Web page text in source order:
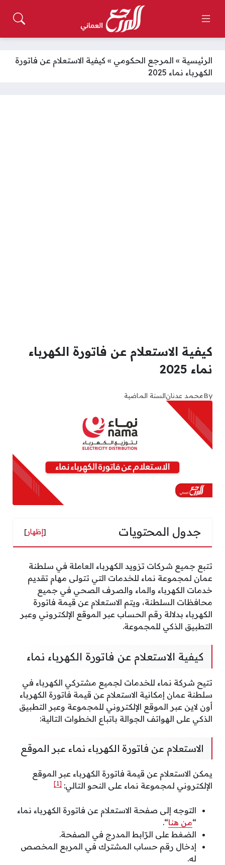
الرئيسية » المرجع الحكومي » كيفية الاستعلام عن فاتورة
الكهرباء نماء 2025
كيفية الاستعلام عن فاتورة الكهرباء
نماء 2025
Byمحمد عدنانالسنة الماضية
جدول المحتويات [إظهار]
تتبع جميع شركات تزويد الكهرباء العاملة في سلطنة
عمان لمجموعة نماء للخدمات التي تتولى مهام تقديم
خدمات الكهرباء والماء والصرف الصحي في جميع
محافظات السلطنة، ويتم الاستعلام عن قيمة فاتورة
الكهرباء بدلالة رقم الحساب عبر الموقع الإلكتروني وعبر
التطبيق الذكي للمجموعة.
كيفية الاستعلام عن فاتورة الكهرباء نماء
تتيح شركة نماء للخدمات لجميع مشتركي الكهرباء في
سلطنة عمان إمكانية الاستعلام عن قيمة فاتورة الكهرباء
أون لاين عبر الموقع الإلكتروني للمجموعة وعبر التطبيق
الذكي على الهواتف الجوالة باتباع الخطوات التالية:
الاستعلام عن فاتورة الكهرباء نماء عبر الموقع
يمكن الاستعلام عن قيمة فاتورة الكهرباء عبر الموقع
الإلكتروني لمجموعة نماء على النحو التالي: [1]
التوجه إلى صفحة الاستعلام عن فاتورة الكهرباء نماء
“من هنا“.
الضغط على الرّابط المدرج في الصفحة.
إدخال رقم حساب المشترك في المربع المخصص
له.